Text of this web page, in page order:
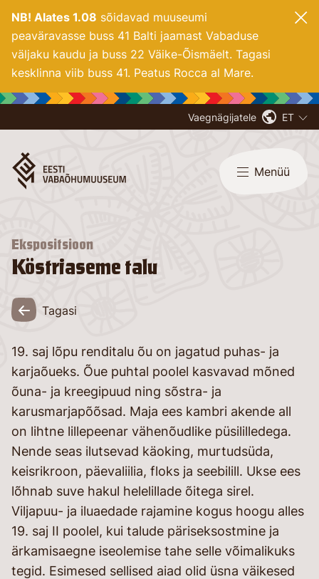
NB! Alates 1.08 sõidavad muuseumi
peaväravasse buss 41 Balti jaamast Vabaduse
väljaku kaudu ja buss 22 Väike-Õismäelt. Tagasi
kesklinna viib buss 41. Peatus Rocca al Mare.
Vaegnägijatele ET
Menüü
Ekspositsioon
Köstriaseme talu
Tagasi
19. saj lõpu renditalu õu on jagatud puhas- ja
karjaõueks. Õue puhtal poolel kasvavad mõned
õuna- ja kreegipuud ning sõstra- ja
karusmarjapõõsad. Maja ees kambri akende all
on lihtne lillepeenar vähenõudlike püsililledega.
Nende seas ilutsevad käoking, murtudsüda,
keisrikroon, päevaliilia, floks ja seebilill. Ukse ees
lõhnab suve hakul helelillade õitega sirel.
Viljapuu- ja iluaedade rajamine kogus hoogu alles
19. saj II poolel, kui talude päriseksostmine ja
ärkamisaegne iseolemise tahe selle võimalikuks
tegid. Esimesed sellised aiad olid üsna väikesed